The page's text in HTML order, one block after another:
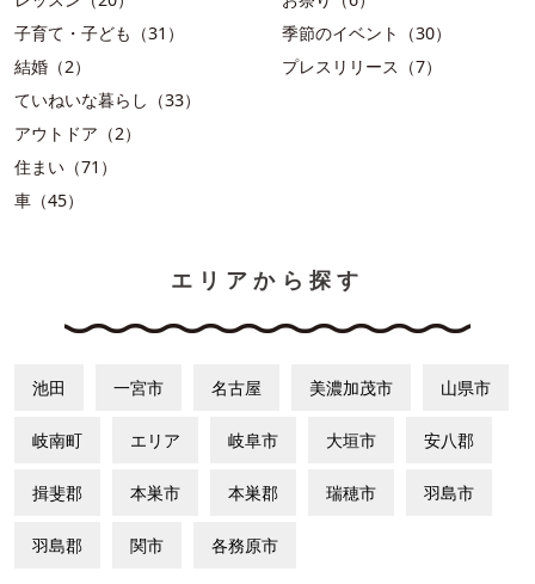
子育て・子ども（31）
結婚（2）
ていねいな暮らし（33）
アウトドア（2）
住まい（71）
車（45）
季節のイベント（30）
プレスリリース（7）
エリアから探す
池田 一宮市 名古屋 美濃加茂市 山県市
岐南町 エリア 岐阜市 大垣市 安八郡
揖斐郡 本巣市 本巣郡 瑞穂市 羽島市
羽島郡 関市 各務原市